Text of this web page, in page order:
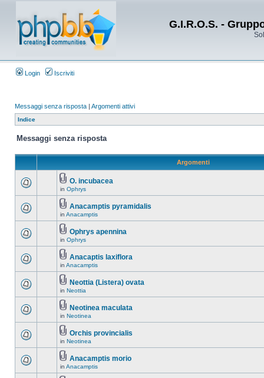
G.I.R.O.S. -
Login Iscriviti
Messaggi senza risposta | Argomenti attivi
Indice
Messaggi senza risposta
Argomenti
O. incubacea
in Ophrys
Anacamptis pyramidalis
in Anacamptis
Ophrys apennina
in Ophrys
Anacaptis laxiflora
in Anacamptis
Neottia (Listera) ovata
in Neottia
Neotinea maculata
in Neotinea
Orchis provincialis
in Neotinea
Anacamptis morio
in Anacamptis